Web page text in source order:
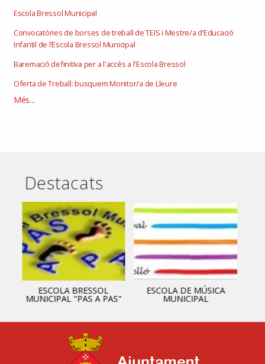
Escola Bressol Municipal
Convocatòries de borses de treball de TEIS i Mestre/a d’Educació
Infantil de l’Escola Bressol Municipal
Baremació definitiva per a l'accés a l'Escola Bressol
Oferta de Treball: busquem Monitor/a de Lleure
Elements
Més...
Destacats
ESCOLA BRESSOL
MUNICIPAL "PAS A PAS"
ESCOLA DE MÚSICA
MUNICIPAL